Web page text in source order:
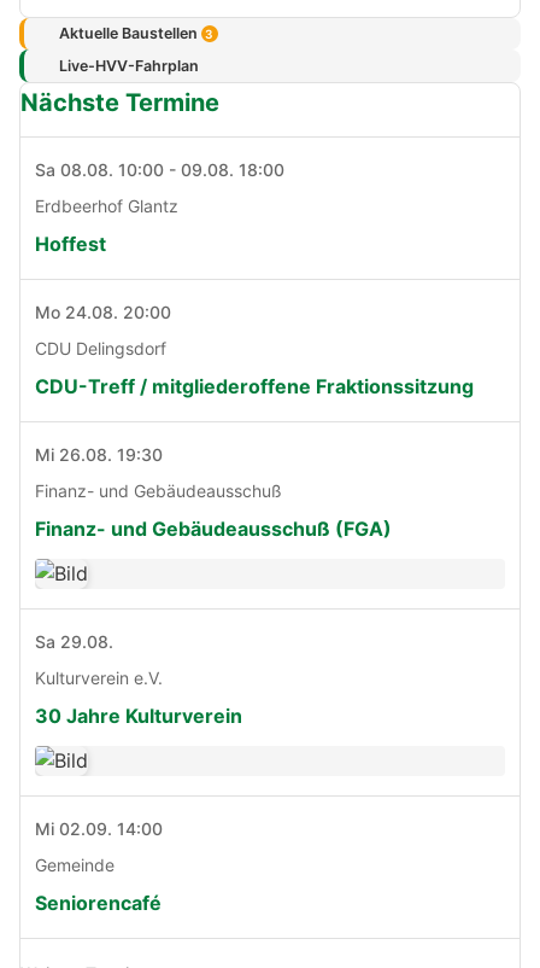
Aktuelle Baustellen 3
Live-HVV-Fahrplan
Nächste Termine
Sa 08.08. 10:00 - 09.08. 18:00
Erdbeerhof Glantz
Hoffest
Mo 24.08. 20:00
CDU Delingsdorf
CDU-Treff / mitgliederoffene Fraktionssitzung
Mi 26.08. 19:30
Finanz- und Gebäudeausschuß
Finanz- und Gebäudeausschuß (FGA)
Sa 29.08.
Kulturverein e.V.
30 Jahre Kulturverein
Mi 02.09. 14:00
Gemeinde
Seniorencafé